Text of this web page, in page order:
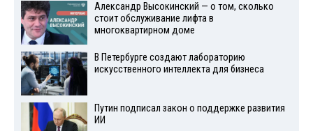
Александр Высокинский — о том, сколько
стоит обслуживание лифта в
многоквартирном доме
В Петербурге создают лабораторию
искусственного интеллекта для бизнеса
Путин подписал закон о поддержке развития
ИИ